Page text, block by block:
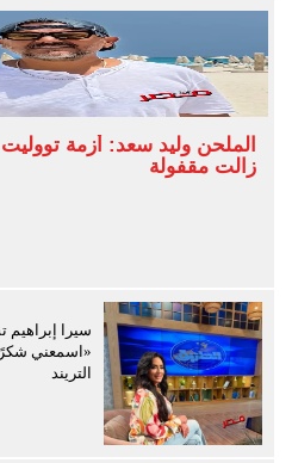
الملحن وليد سعد: أزمة
زالت مقفولة
سيرا إبراهيم
«اسمعني
التريند